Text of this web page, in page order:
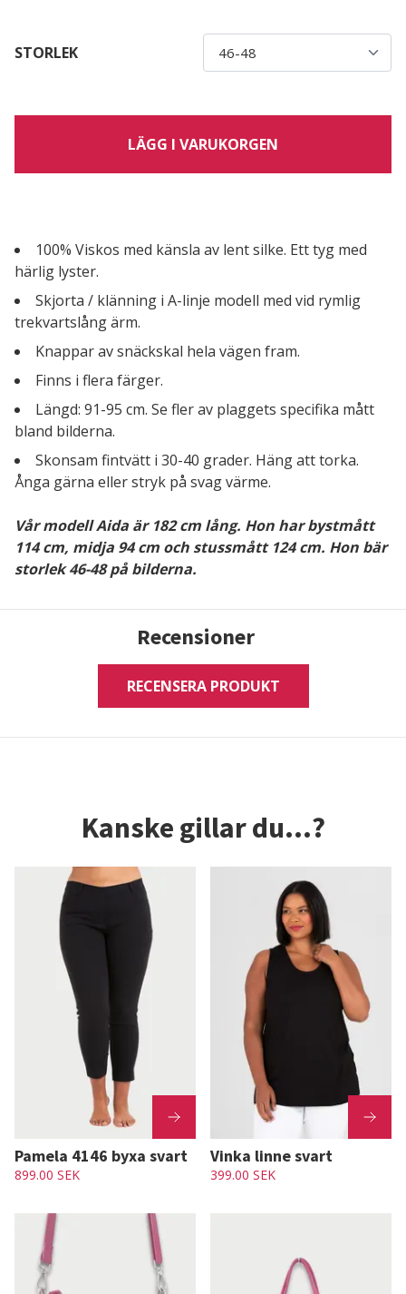
STORLEK
LÄGG I VARUKORGEN
100% Viskos med känsla av lent silke. Ett tyg med
härlig lyster.
Skjorta / klänning i A-linje modell med vid rymlig
trekvartslång ärm.
Knappar av snäckskal hela vägen fram.
Finns i flera färger.
Längd: 91-95 cm. Se fler av plaggets specifika mått
bland bilderna.
Skonsam fintvätt i 30-40 grader. Häng att torka.
Ånga gärna eller stryk på svag värme.
Vår modell Aida är 182 cm lång. Hon har bystmått
114 cm, midja 94 cm och stussmått 124 cm. Hon bär
storlek 46-48 på bilderna.
Recensioner
RECENSERA PRODUKT
Kanske gillar du...?
Pamela 4146 byxa svart
899.00 SEK
Vinka linne svart
399.00 SEK